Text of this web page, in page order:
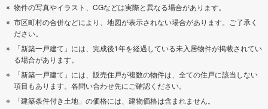
物件の写真やイラスト、CGなどは実際と異なる場合があります。
市区町村の合併などにより、地図が表示されない場合があります。ご了承く
ださい。
「新築一戸建て」には、完成後1年を経過している未入居物件が掲載されてい
る場合があります。
「新築一戸建て」には、販売住戸が複数の物件は、全ての住戸に該当しない
項目もあります。各問い合わせ先にご確認ください。
「建築条件付き土地」の価格には、建物価格は含まれません。